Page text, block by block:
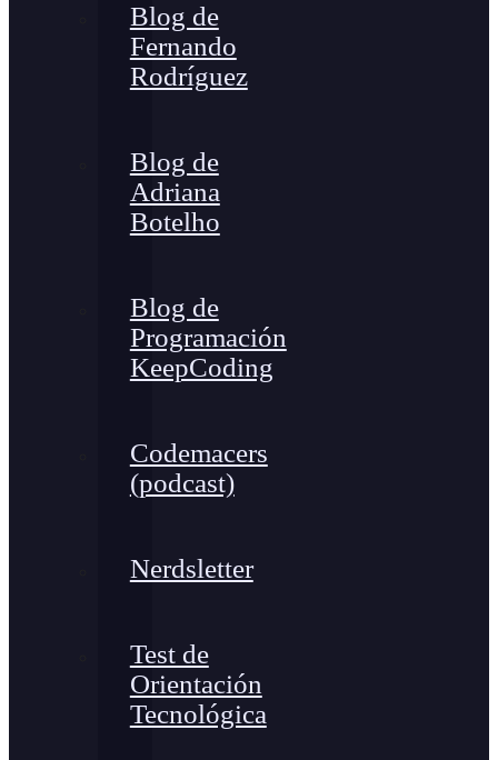
Blog de
Fernando
Rodríguez
Blog de
Adriana
Botelho
Blog de
Programación
KeepCoding
Codemacers
(podcast)
Nerdsletter
Test de
Orientación
Tecnológica